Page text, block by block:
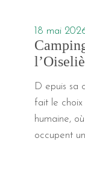
18 mai
D epuis sa
fait le
humaine,
occupent